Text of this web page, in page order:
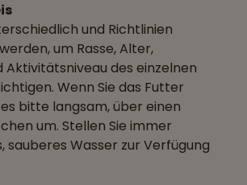
und Richtlinien
um Rasse, Alter,
des einzelnen
Wenn Sie das Futter
bitte langsam, über einen
um. Stellen Sie immer
sauberes Wasser zur Verfügung